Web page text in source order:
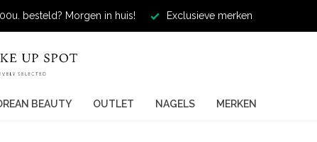
besteld? Morgen in huis! Exclusieve merken
BEAUTY OUTLET NAGELS MERKEN